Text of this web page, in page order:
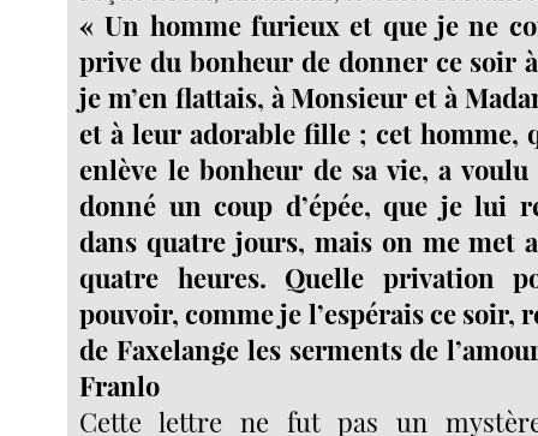
« Un homme furieux et que je ne
prive du bonheur de donner ce soir
je m’en flattais, à Monsieur et à
et à leur adorable fille ; cet homme,
enlève le bonheur de sa vie, a voulu
donné un coup d’épée, que je lui
dans quatre jours, mais on me met
quatre heures. Quelle privation
pouvoir, comme je l’espérais ce soir,
de Faxelange les serments de
Franlo
Cette lettre ne fut pas un